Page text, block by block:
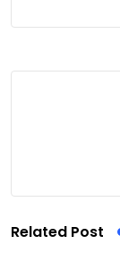
Related Post